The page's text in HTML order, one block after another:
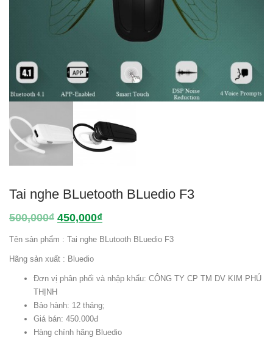
Tai nghe BLuetooth BLuedio F3
500,000₫ 450,000₫
Tên sản phẩm : Tai nghe BLutooth BLuedio F3
Hãng sản xuất : Bluedio
Đơn vị phân phối và nhập khẩu: CÔNG TY CP TM DV KIM PHÚ
THỊNH
Bảo hành: 12 tháng;
Giá bán: 450.000đ
Hàng chính hãng Bluedio